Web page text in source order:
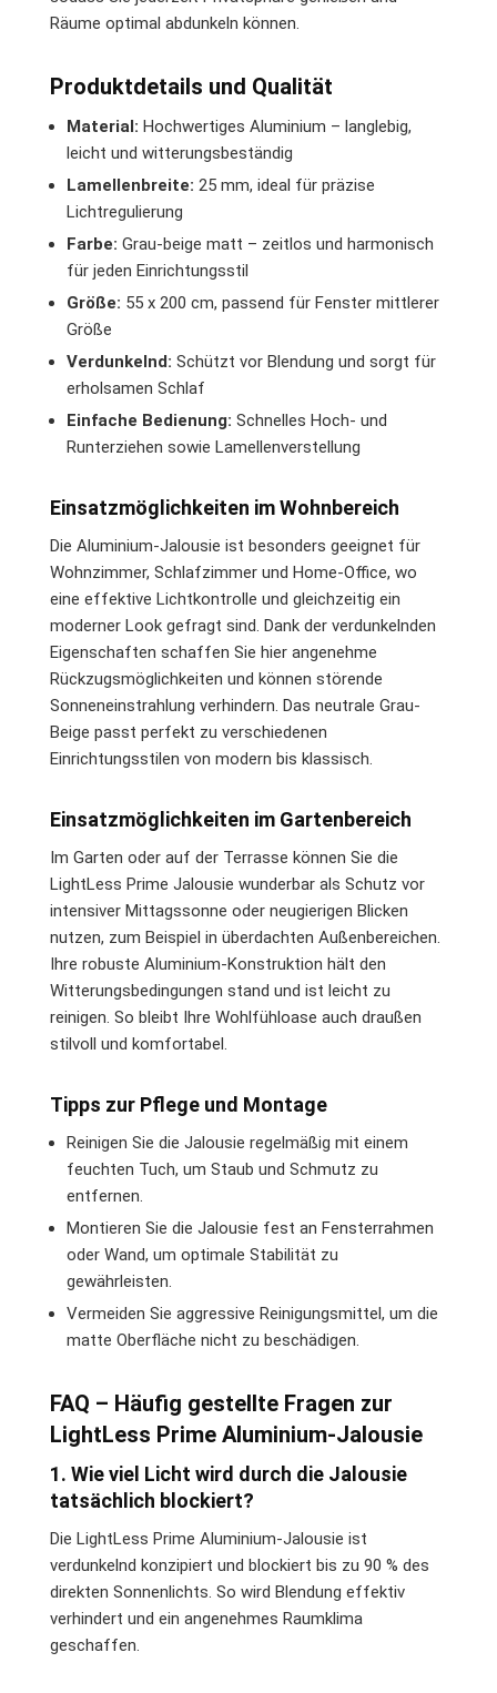
Räume optimal abdunkeln können.
Produktdetails und Qualität
Material: Hochwertiges Aluminium – langlebig,
leicht und witterungsbeständig
Lamellenbreite: 25 mm, ideal für präzise
Lichtregulierung
Farbe: Grau-beige matt – zeitlos und harmonisch
für jeden Einrichtungsstil
Größe: 55 x 200 cm, passend für Fenster mittlerer
Größe
Verdunkelnd: Schützt vor Blendung und sorgt für
erholsamen Schlaf
Einfache Bedienung: Schnelles Hoch- und
Runterziehen sowie Lamellenverstellung
Einsatzmöglichkeiten im Wohnbereich
Die Aluminium-Jalousie ist besonders geeignet für
Wohnzimmer, Schlafzimmer und Home-Office, wo
eine effektive Lichtkontrolle und gleichzeitig ein
moderner Look gefragt sind. Dank der verdunkelnden
Eigenschaften schaffen Sie hier angenehme
Rückzugsmöglichkeiten und können störende
Sonneneinstrahlung verhindern. Das neutrale Grau-
Beige passt perfekt zu verschiedenen
Einrichtungsstilen von modern bis klassisch.
Einsatzmöglichkeiten im Gartenbereich
Im Garten oder auf der Terrasse können Sie die
LightLess Prime Jalousie wunderbar als Schutz vor
intensiver Mittagssonne oder neugierigen Blicken
nutzen, zum Beispiel in überdachten Außenbereichen.
Ihre robuste Aluminium-Konstruktion hält den
Witterungsbedingungen stand und ist leicht zu
reinigen. So bleibt Ihre Wohlfühloase auch draußen
stilvoll und komfortabel.
Tipps zur Pflege und Montage
Reinigen Sie die Jalousie regelmäßig mit einem
feuchten Tuch, um Staub und Schmutz zu
entfernen.
Montieren Sie die Jalousie fest an Fensterrahmen
oder Wand, um optimale Stabilität zu
gewährleisten.
Vermeiden Sie aggressive Reinigungsmittel, um die
matte Oberfläche nicht zu beschädigen.
FAQ – Häufig gestellte Fragen zur
LightLess Prime Aluminium-Jalousie
1. Wie viel Licht wird durch die Jalousie
tatsächlich blockiert?
Die LightLess Prime Aluminium-Jalousie ist
verdunkelnd konzipiert und blockiert bis zu 90 % des
direkten Sonnenlichts. So wird Blendung effektiv
verhindert und ein angenehmes Raumklima
geschaffen.